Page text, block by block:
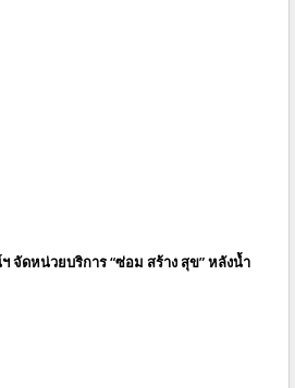
จัดหน่วยบริการ “ซ่อม สร้าง สุข” หลังน้ำ